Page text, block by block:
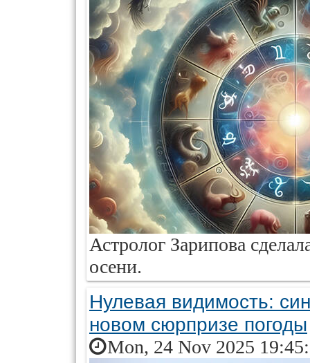
Астролог Зарипова
осени.
Нулевая видимость:
новом сюрпризе погоды
Mon, 24 Nov 2025